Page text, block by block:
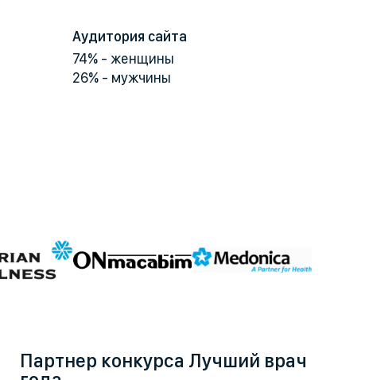
Аудитория сайта
74% - женщины
26% - мужчины
Партнер конкурса Лучший врач